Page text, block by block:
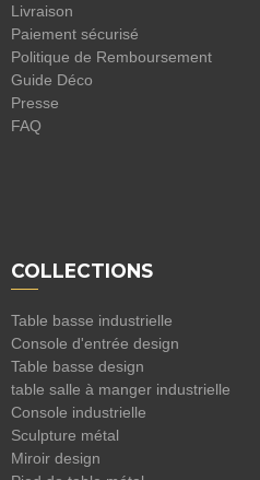
Livraison
Paiement sécurisé
Politique de Remboursement
Guide Déco
Presse
FAQ
COLLECTIONS
Table basse industrielle
Console d'entrée design
Table basse design
table salle à manger industrielle
Console industrielle
Sculpture métal
Miroir design